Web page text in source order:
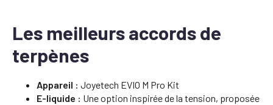
Les meilleurs accords de
terpènes
Appareil : Joyetech EVIO M Pro Kit
E-liquide : Une option inspirée de la tension, proposée